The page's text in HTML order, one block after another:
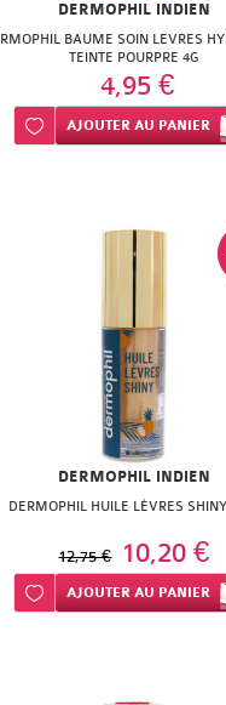
DERMOPHIL INDIEN
BAUME SOIN LEVRES
TEINTE POURPRE 4G
4,95 €
Ajouter à ma liste d’envie
AJOUTER AU PANIER
DERMOPHIL INDIEN
DERMOPHIL HUILE LÈVRES
12,75 € 10,20 €
Ajouter à ma liste d’envie
AJOUTER AU PANIER